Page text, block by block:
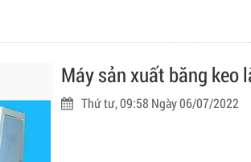
Máy sản xuất băng keo
Thứ tư, 09:58 Ngày 06/07/2022